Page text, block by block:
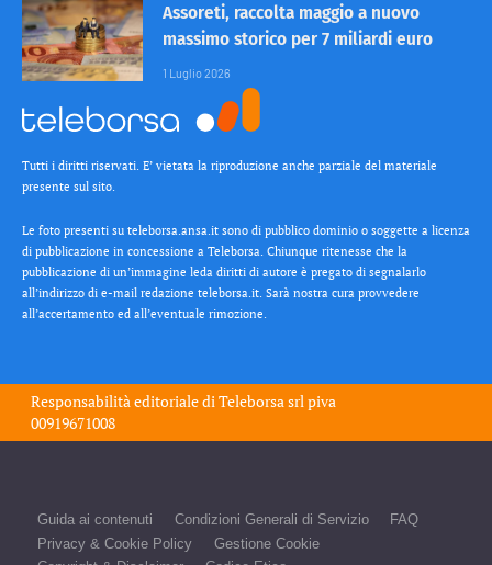
Assoreti, raccolta maggio a nuovo
massimo storico per 7 miliardi euro
1 Luglio 2026
Tutti i diritti riservati. E’ vietata la riproduzione anche parziale del materiale
presente sul sito.
Le foto presenti su teleborsa.ansa.it sono di pubblico dominio o soggette a licenza
di pubblicazione in concessione a Teleborsa. Chiunque ritenesse che la
pubblicazione di un’immagine leda diritti di autore è pregato di segnalarlo
all’indirizzo di e-mail redazione teleborsa.it. Sarà nostra cura provvedere
all’accertamento ed all’eventuale rimozione.
Responsabilità editoriale diTeleborsa srlpiva
00919671008
Guida ai contenuti Condizioni Generali di Servizio
FAQ
Privacy & Cookie Policy
Gestione Cookie